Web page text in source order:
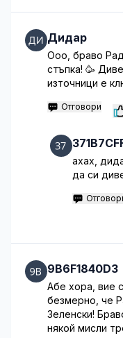
Дидар
Ооо, браво
стъпка! 🥳
източници е
Отговори
ахах,
да си
9B6F1840D3
Абе хора, вие
безмерно, че
Зеленски!
някой мисли